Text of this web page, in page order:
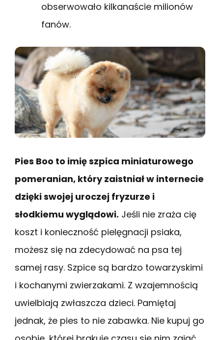
obserwowało kilkanaście milionów
fanów.
Pies Boo to imię szpica miniaturowego
pomeranian, który zaistniał w internecie
dzięki swojej uroczej fryzurze i
słodkiemu wyglądowi. Jeśli nie zraża cię
koszt i konieczność pielęgnacji psiaka,
możesz się na zdecydować na psa tej
samej rasy. Szpice są bardzo towarzyskimi
i kochanymi zwierzakami. Z wzajemnością
uwielbiają zwłaszcza dzieci. Pamiętaj
jednak, że pies to nie zabawka. Nie kupuj go